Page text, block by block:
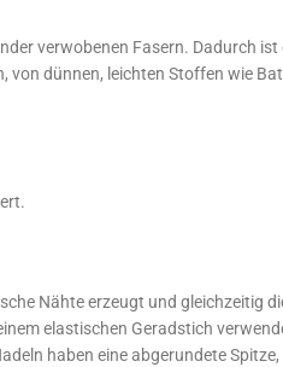
verwobenen Fasern. Dadurch
dünnen, leichten Stoffen wie
Nähte erzeugt und gleichzeitig
elastischen Geradstich
haben eine abgerundete